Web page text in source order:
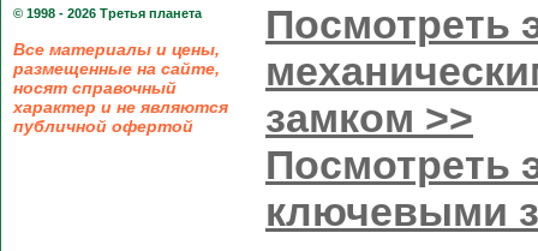
© 1998 - 2026 Третья планета
Все материалы и цены,
размещенные на сайте,
носят справочный
характер и не являются
публичной офертой
Посмотреть
замком >>
Посмотреть
ключевыми